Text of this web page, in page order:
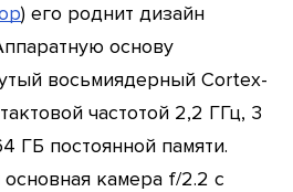
) его роднит дизайн
основу
восьмиядерный Cortex-
частотой 2,2 ГГц, 3
ГБ постоянной памяти.
камера f/2.2 с